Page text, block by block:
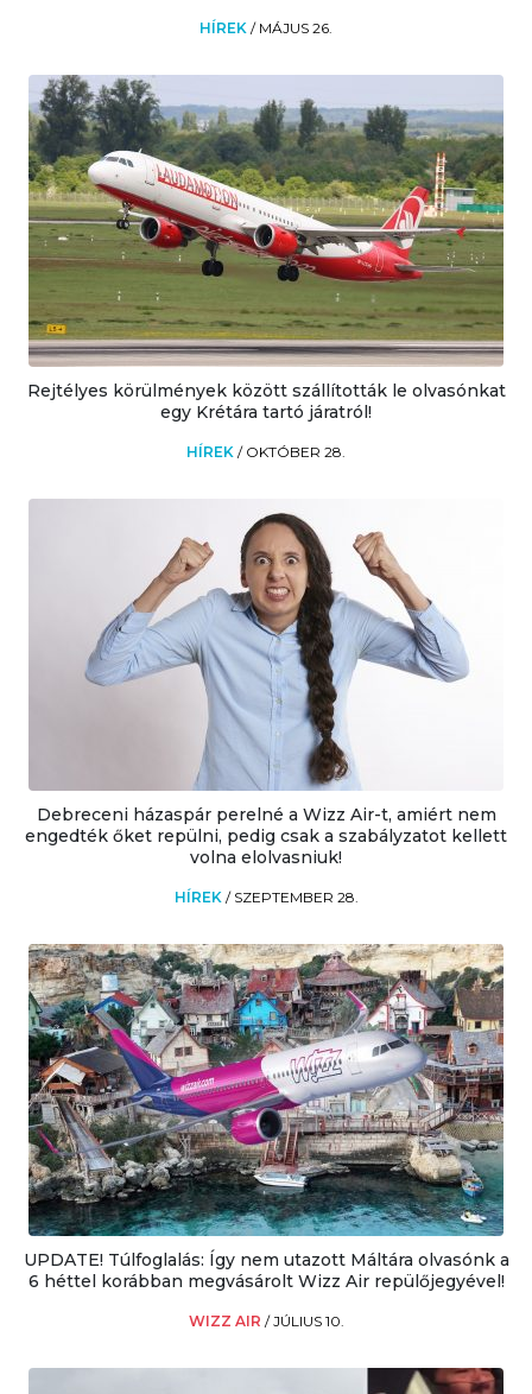
HÍREK / MÁJUS 26.
Rejtélyes körülmények között szállították le olvasónkat
egy Krétára tartó járatról!
HÍREK / OKTÓBER 28.
Debreceni házaspár perelné a Wizz Air-t, amiért nem
engedték őket repülni, pedig csak a szabályzatot kellett
volna elolvasniuk!
HÍREK / SZEPTEMBER 28.
UPDATE! Túlfoglalás: Így nem utazott Máltára olvasónk a
6 héttel korábban megvásárolt Wizz Air repülőjegyével!
WIZZ AIR /JÚLIUS 10.